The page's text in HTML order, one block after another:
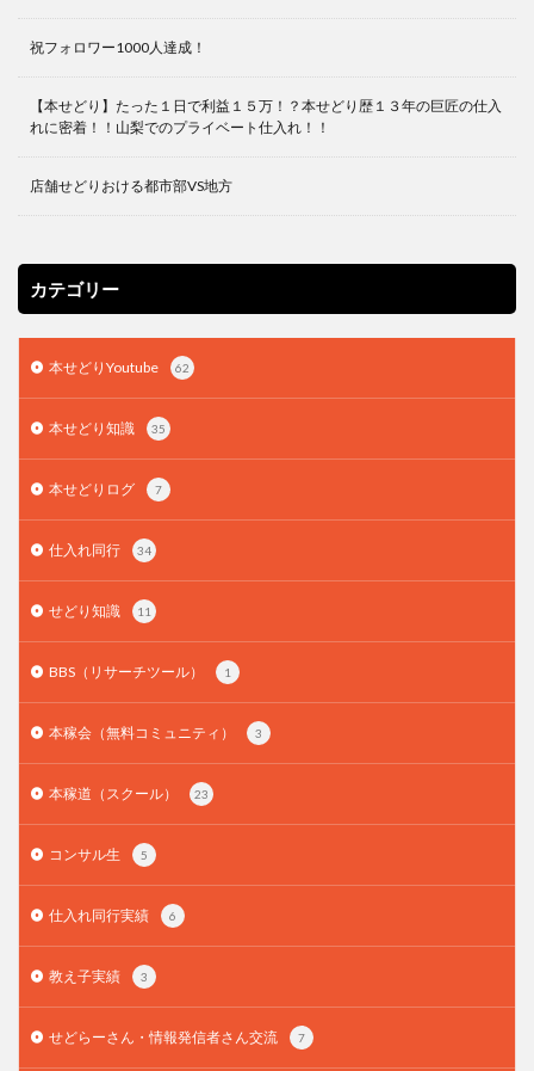
祝フォロワー1000人達成！
【本せどり】たった１日で利益１５万！？本せどり歴１３年の巨匠の仕入
れに密着！！山梨でのプライベート仕入れ！！
店舗せどりおける都市部VS地方
カテゴリー
本せどりYoutube 62
本せどり知識 35
本せどりログ 7
仕入れ同行 34
せどり知識 11
BBS（リサーチツール） 1
本稼会（無料コミュニティ） 3
本稼道（スクール） 23
コンサル生 5
仕入れ同行実績 6
教え子実績 3
せどらーさん・情報発信者さん交流 7